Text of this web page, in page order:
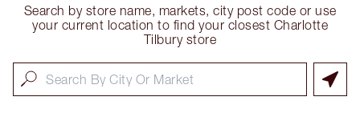
Search by store name, markets, city post code or use
your current location to find your closest Charlotte
Tilbury store